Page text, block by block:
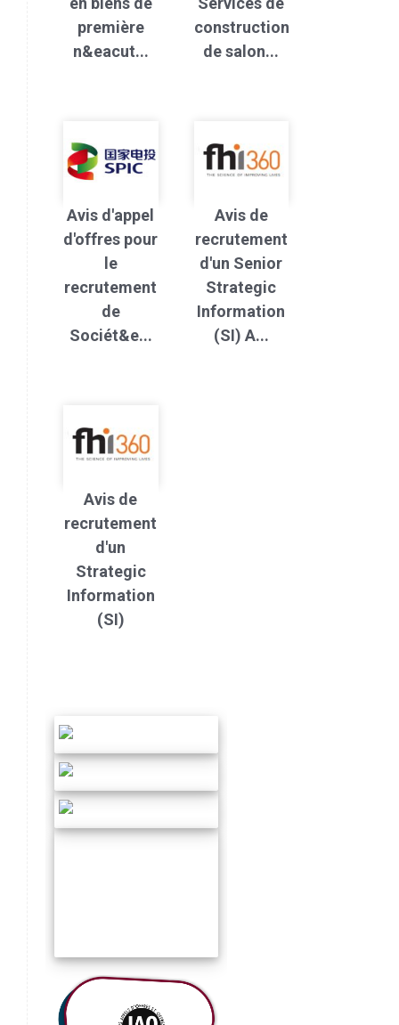
première
n&eacut...
construction
de salon...
Avis d'appel
d'offres pour
le
recrutement
de
Sociét&e...
Avis de
recrutement
d'un Senior
Strategic
Information
(SI) A...
Avis de
recrutement
d'un
Strategic
Information
(SI)